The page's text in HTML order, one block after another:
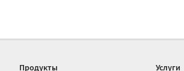
Продукты Услуги